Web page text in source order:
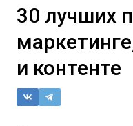
30 лучших
и контенте